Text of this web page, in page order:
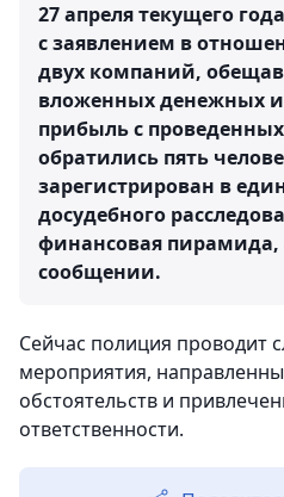
27 апреля текущего
с заявлением в
двух компаний,
вложенных денежных
прибыль с
обратились пять
зарегистрирован в
досудебного
финансовая пирамида,
сообщении.
Сейчас полиция проводит
мероприятия,
обстоятельств и
ответственности.